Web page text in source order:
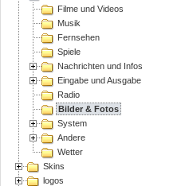
Filme und Videos
Musik
Fernsehen
Spiele
Nachrichten und Infos
Eingabe und Ausgabe
Radio
Bilder & Fotos
System
Andere
Wetter
Skins
logos